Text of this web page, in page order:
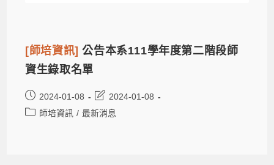
[師培資訊]公告本系111學年度第二階段師
資生錄取名單
2024-01-08
2024-01-08
師培資訊 / 最新消息